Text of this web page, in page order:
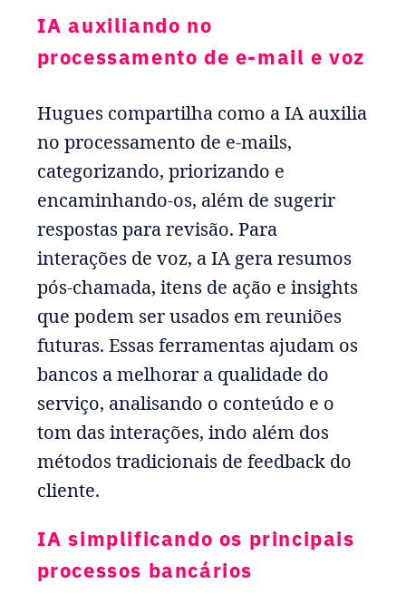
IA auxiliando no
processamento de e-mail e voz
Hugues compartilha como a IA auxilia
no processamento de e-mails,
categorizando, priorizando e
encaminhando-os, além de sugerir
respostas para revisão. Para
interações de voz, a IA gera resumos
pós-chamada, itens de ação e insights
que podem ser usados em reuniões
futuras. Essas ferramentas ajudam os
bancos a melhorar a qualidade do
serviço, analisando o conteúdo e o
tom das interações, indo além dos
métodos tradicionais de feedback do
cliente.
IA simplificando os principais
processos bancários